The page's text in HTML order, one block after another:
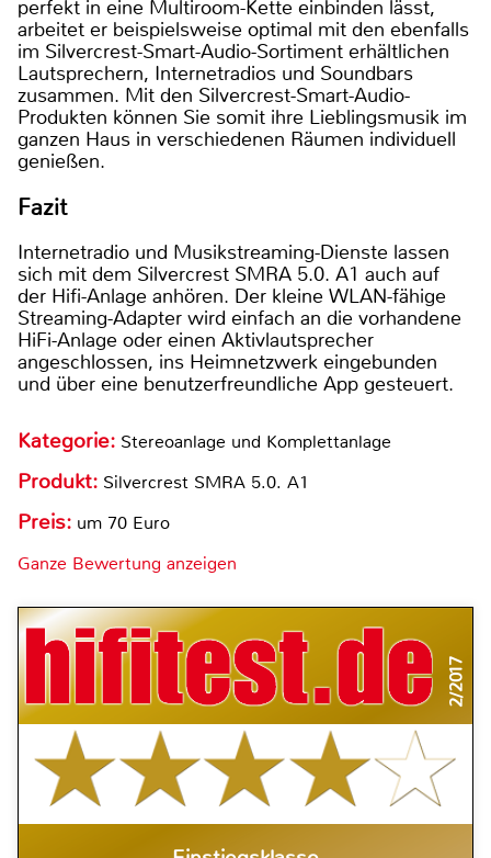
perfekt in eine Multiroom-Kette einbinden lässt,
arbeitet er beispielsweise optimal mit den ebenfalls
im Silvercrest-Smart-Audio-Sortiment erhältlichen
Lautsprechern, Internetradios und Soundbars
zusammen. Mit den Silvercrest-Smart-Audio-
Produkten können Sie somit ihre Lieblingsmusik im
ganzen Haus in verschiedenen Räumen individuell
genießen.
Fazit
Internetradio und Musikstreaming-Dienste lassen
sich mit dem Silvercrest SMRA 5.0. A1 auch auf
der Hifi-Anlage anhören. Der kleine WLAN-fähige
Streaming-Adapter wird einfach an die vorhandene
HiFi-Anlage oder einen Aktivlautsprecher
angeschlossen, ins Heimnetzwerk eingebunden
und über eine benutzerfreundliche App gesteuert.
Kategorie: Stereoanlage und Komplettanlage
Produkt: Silvercrest SMRA 5.0. A1
Preis: um 70 Euro
Ganze Bewertung anzeigen
2/2017